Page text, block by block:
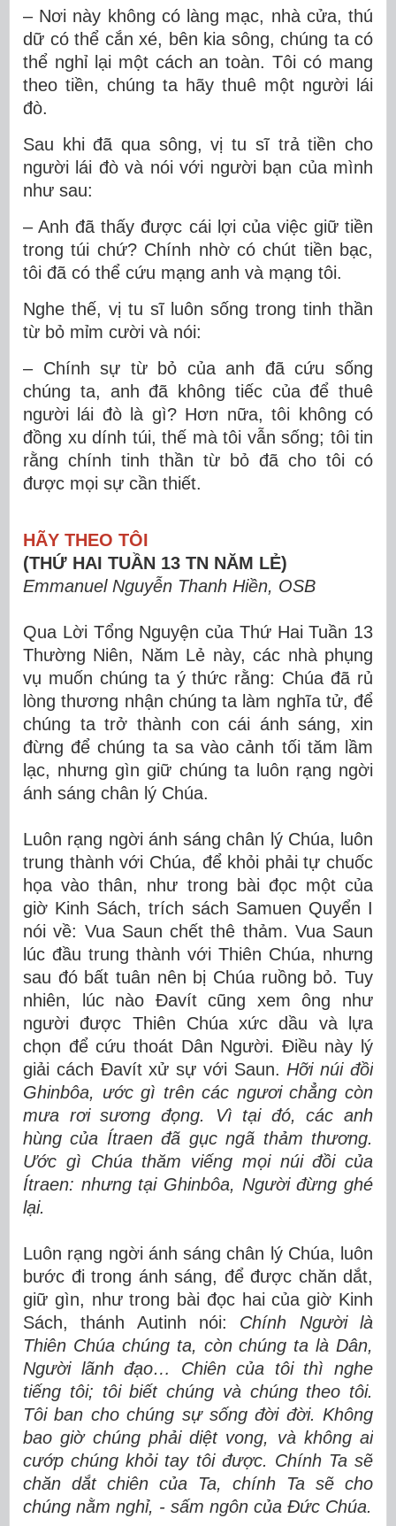
– Nơi này không có làng mạc, nhà cửa, thú
dữ có thể cắn xé, bên kia sông, chúng ta có
thể nghỉ lại một cách an toàn. Tôi có mang
theo tiền, chúng ta hãy thuê một người lái
đò.
Sau khi đã qua sông, vị tu sĩ trả tiền cho
người lái đò và nói với người bạn của mình
như sau:
– Anh đã thấy được cái lợi của việc giữ tiền
trong túi chứ? Chính nhờ có chút tiền bạc,
tôi đã có thể cứu mạng anh và mạng tôi.
Nghe thế, vị tu sĩ luôn sống trong tinh thần
từ bỏ mỉm cười và nói:
– Chính sự từ bỏ của anh đã cứu sống
chúng ta, anh đã không tiếc của để thuê
người lái đò là gì? Hơn nữa, tôi không có
đồng xu dính túi, thế mà tôi vẫn sống; tôi tin
rằng chính tinh thần từ bỏ đã cho tôi có
được mọi sự cần thiết.
HÃY THEO TÔI
(THỨ HAI TUẦN 13 TN NĂM LẺ)
Emmanuel Nguyễn Thanh Hiền, OSB
Qua Lời Tổng Nguyện của Thứ Hai Tuần 13
Thường Niên, Năm Lẻ này, các nhà phụng
vụ muốn chúng ta ý thức rằng: Chúa đã rủ
lòng thương nhận chúng ta làm nghĩa tử, để
chúng ta trở thành con cái ánh sáng, xin
đừng để chúng ta sa vào cảnh tối tăm lầm
lạc, nhưng gìn giữ chúng ta luôn rạng ngời
ánh sáng chân lý Chúa.
Luôn rạng ngời ánh sáng chân lý Chúa, luôn
trung thành với Chúa, để khỏi phải tự chuốc
họa vào thân, như trong bài đọc một của
giờ Kinh Sách, trích sách Samuen Quyển I
nói về: Vua Saun chết thê thảm. Vua Saun
lúc đầu trung thành với Thiên Chúa, nhưng
sau đó bất tuân nên bị Chúa ruồng bỏ. Tuy
nhiên, lúc nào Đavít cũng xem ông như
người được Thiên Chúa xức dầu và lựa
chọn để cứu thoát Dân Người. Điều này lý
giải cách Đavít xử sự với Saun. Hỡi núi đồi
Ghinbôa, ước gì trên các ngươi chẳng còn
mưa rơi sương đọng.
Vì tại đó, các anh
hùng của Ítraen đã gục ngã thảm thương.
Ước gì Chúa thăm viếng mọi núi đồi của
Ítraen: nhưng tại Ghinbôa, Người đừng ghé
lại.
Luôn rạng ngời ánh sáng chân lý Chúa, luôn
bước đi trong ánh sáng, để được chăn dắt,
giữ gìn, như trong bài đọc hai của giờ Kinh
Sách, thánh Autinh nói: Chính Người là
Thiên Chúa chúng ta, còn chúng ta là Dân,
Người lãnh đạo… Chiên của tôi thì nghe
tiếng tôi; tôi biết chúng và chúng theo tôi.
Tôi ban cho chúng sự sống đời đời. Không
bao giờ chúng phải diệt vong, và không ai
cướp chúng khỏi tay tôi được. Chính Ta sẽ
chăn dắt chiên của Ta, chính Ta sẽ cho
chúng nằm nghỉ, - sấm ngôn của Đức Chúa.